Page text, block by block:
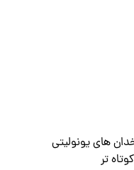
های یونولیتی
تر